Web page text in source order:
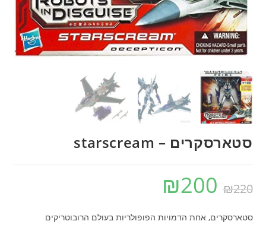
סטארסקרים – starscream
₪220
₪200
סטארסקרים, אחת הדמויות הפופולריות בעולם הרובוטריקים